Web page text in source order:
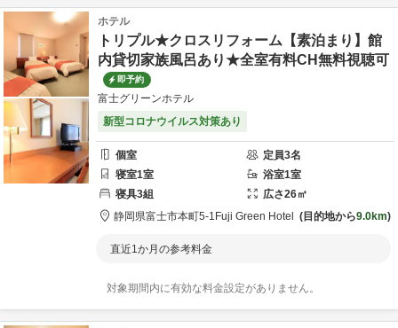
ホテル
トリプル★クロスリフォーム【素泊まり】館
内貸切家族風呂あり★全室有料CH無料視聴可
即予約
富士グリーンホテル
新型コロナウイルス対策あり
個室 定員3名
寝室1室 浴室1室
寝具3組 広さ26㎡
静岡県富士市本町5-1 Fuji Green Hotel 目的地から9.0km
直近1か月の参考料金
対象期間内に有効な料金設定がありません。